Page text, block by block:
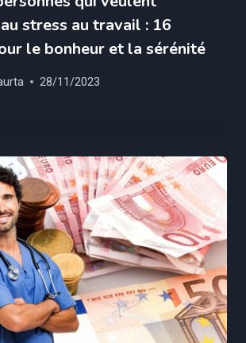
stress au travail : 16
le bonheur et la sérénité
28/11/2023